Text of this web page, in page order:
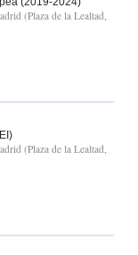
(Plaza de la Lealtad,
(Plaza de la Lealtad,